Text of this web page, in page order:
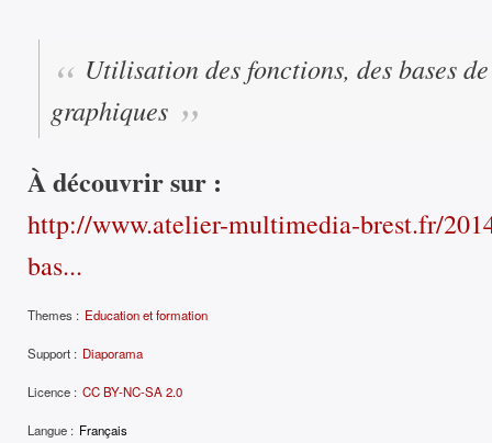
Utilisation des fonctions, des bases
graphiques
À découvrir sur :
http://www.atelier-multimedia-brest.fr/
bas...
Themes : Education et formation
Support : Diaporama
Licence : CC BY-NC-SA 2.0
Langue : Français